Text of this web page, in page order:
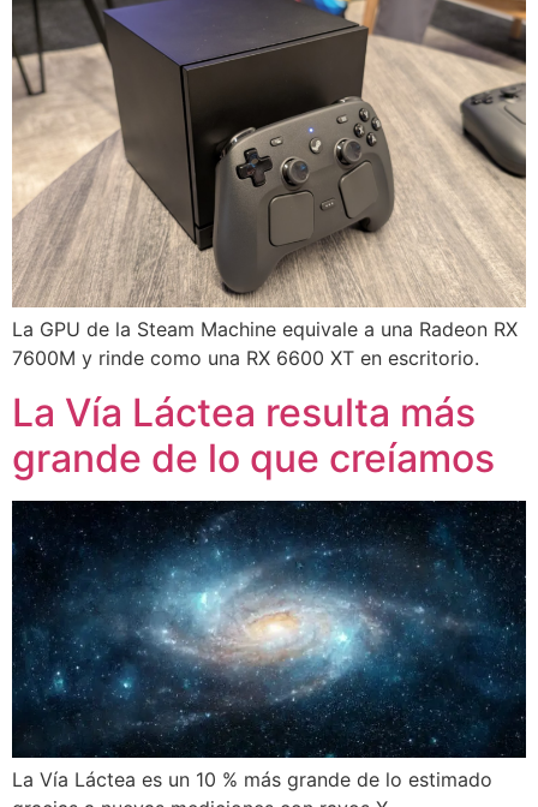
La GPU de la Steam Machine equivale a una Radeon RX
7600M y rinde como una RX 6600 XT en escritorio.
La Vía Láctea resulta más
grande de lo que creíamos
La Vía Láctea es un 10 % más grande de lo estimado